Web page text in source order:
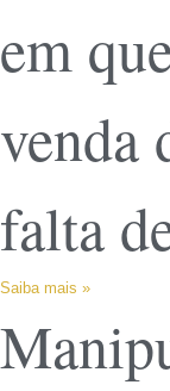
em
venda
falta
Saiba mais »